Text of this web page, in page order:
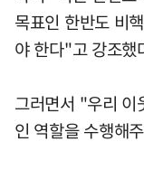
목표인 한반도 비
야 한다"고 강조했
그러면서 "우리 이
인 역할을 수행해